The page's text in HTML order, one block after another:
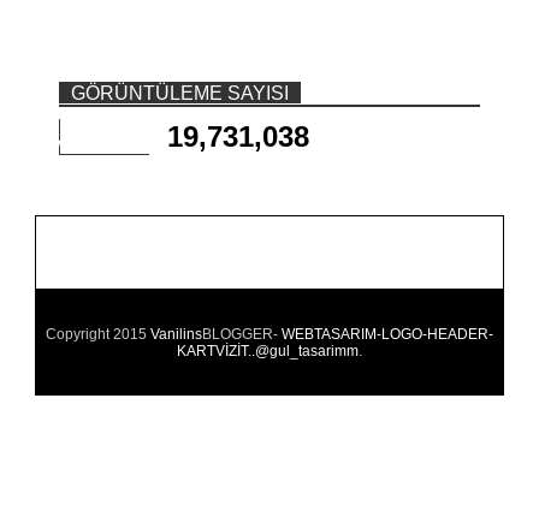
GÖRÜNTÜLEME SAYISI
19,731,038
Copyright 2015 VanilinsBLOGGER- WEBTASARIM-LOGO-HEADER-
KARTVİZİT..@gul_tasarimm